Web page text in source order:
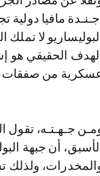
مافيا
لا
الحقيقي هو
من صفقات
جـهـتـه، تقول
أن جبهة
ولذلك